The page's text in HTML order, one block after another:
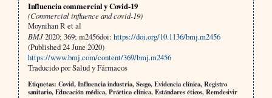
Influencia commercial y Covid-19
(Commercial influence and covid-19)
Moynihan R et al
BMJ2020; 369; m2456doi: https://doi.org/10.1136/bmj.m2456
(Published 24 June 2020)
https://www.bmj.com/content/369/bmj.m2456
Traducido por Salud y Fármacos
Etiquetas: Covid, Influencia industria, Sesgo, Evidencia clínica, Registro
sanitario, Educación médica, Práctica clínica, Estándares éticos, Remdesivir